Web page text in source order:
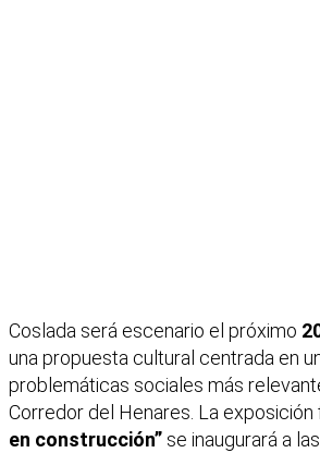
Coslada será escenario el próximo
una propuesta cultural centrada en
problemáticas sociales más
Corredor del Henares. La
en construcción” se inaugurará a las